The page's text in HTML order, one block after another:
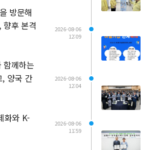
방문해
향후 본격
함께하는
, 양국 간
화와 K-
2026-08-06
12:09
2026-08-06
12:04
2026-08-06
11:59